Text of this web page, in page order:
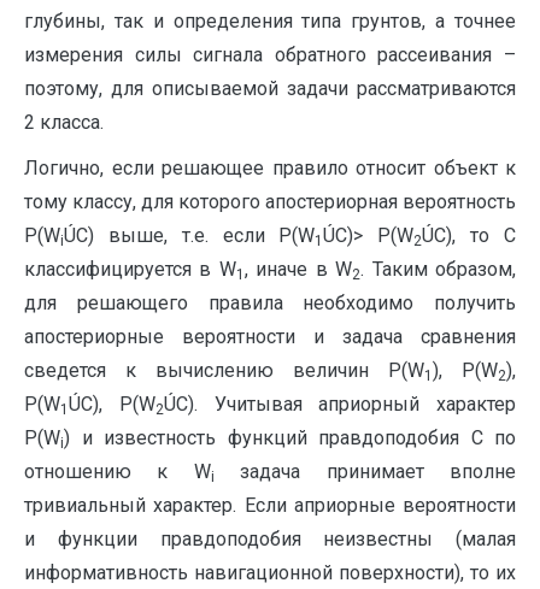
глубины, так и определения типа грунтов, а точнее
измерения силы сигнала обратного рассеивания –
поэтому, для описываемой задачи рассматриваются
2 класса.
Логично, если решающее правило относит объект к
тому классу, для которого апостериорная вероятность
P(WiÚC) выше, т.е. если P(W1ÚC)> P(W2ÚC), то С
классифицируется в W1 , иначе в W2. Таким образом,
для решающего правила необходимо получить
апостериорные вероятности и задача сравнения
сведется к вычислению величин P(W1 ), P(W2),
P(W1 ÚC), P(W2ÚC). Учитывая априорный характер
P(Wi) и известность функций правдоподобия С по
отношению к Wi
задача принимает вполне
тривиальный характер. Если априорные вероятности
и функции правдоподобия неизвестны (малая
информативность навигационной поверхности), то их